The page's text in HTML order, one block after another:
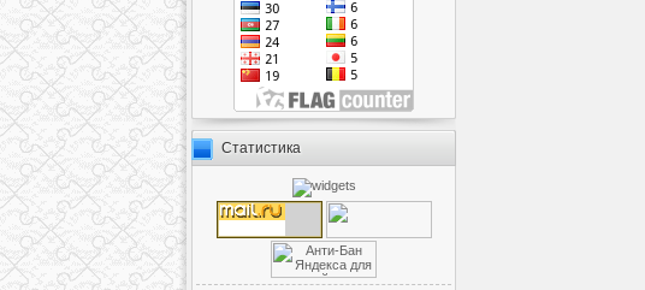
Статистика